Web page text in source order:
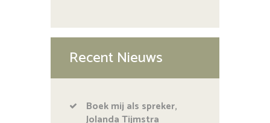
Recent Nieuws
Boek mij als spreker,